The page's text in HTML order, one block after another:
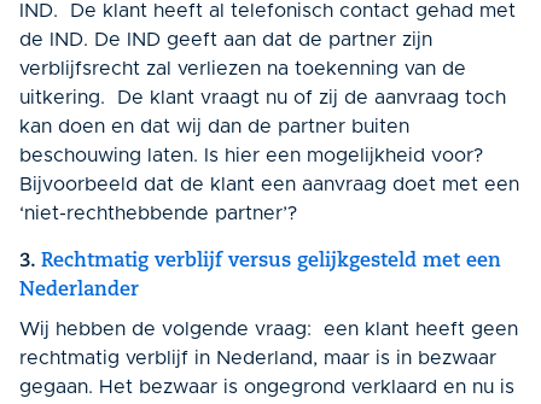
IND. De klant heeft al telefonisch contact gehad met
de IND. De IND geeft aan dat de partner zijn
verblijfsrecht zal verliezen na toekenning van de
uitkering. De klant vraagt nu of zij de aanvraag toch
kan doen en dat wij dan de partner buiten
beschouwing laten. Is hier een mogelijkheid voor?
Bijvoorbeeld dat de klant een aanvraag doet met een
‘niet-rechthebbende partner’?
3. Rechtmatig verblijf versus gelijkgesteld met een
Nederlander
Wij hebben de volgende vraag: een klant heeft geen
rechtmatig verblijf in Nederland, maar is in bezwaar
gegaan. Het bezwaar is ongegrond verklaard en nu is